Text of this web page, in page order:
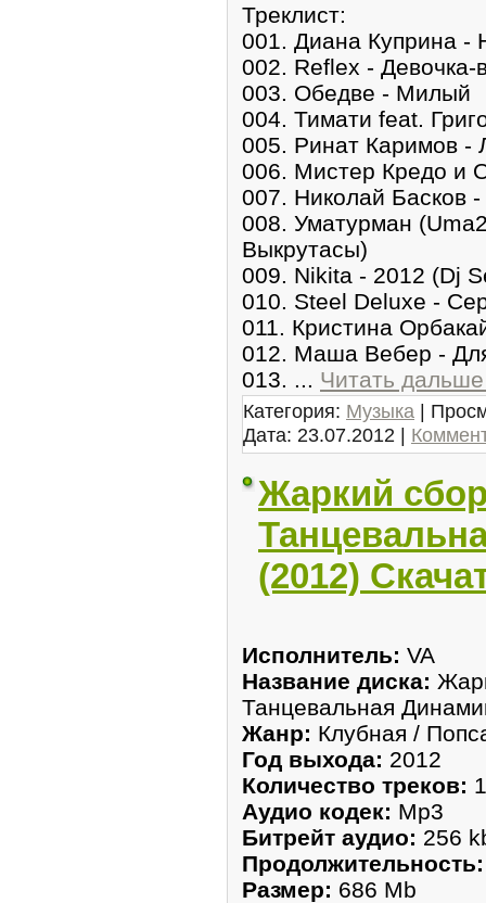
Треклист:
001. Диана Куприна -
002. Reflex - Девочка-
003. Обедве - Милый
004. Тимати feat.
005. Ринат Каримов -
006. Мистер Кредо и
007. Николай Басков
008. Уматурман
Выкрутасы)
009. Nikita - 2012 (Dj
010. Steel Deluxe -
011. Кристина
012. Маша Вебер -
013. ... Читать
Категория: Музыка |
Дата: 23.07.2012 |
Жаркий
(2012)
Исполнитель: VA
Название диска:
Танцевальная
Жанр: Клубная /
Год выхода: 2012
Количество треков:
Аудио кодек: Mp3
Битрейт аудио: 256
Продолжительность:
Размер: 686 Mb